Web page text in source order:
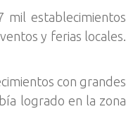
mil establecimientos
y ferias locales.
con grandes
logrado en la zona